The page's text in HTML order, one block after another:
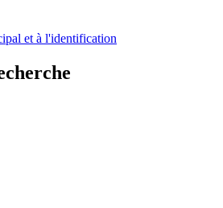
et à l'identification